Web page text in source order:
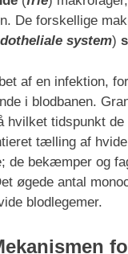
De forskellige
system)
af en infektion,
i blodbanen.
hvilket tidspunkt
tælling af
de bekæmper og
øgede antal
blodlegemer.